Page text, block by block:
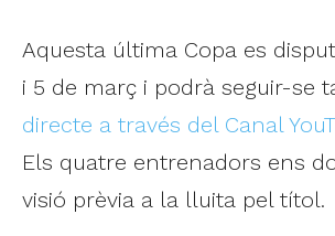
Aquesta última Copa es
i 5 de març i podrà seguir-se
directe a través del Canal
Els quatre entrenadors ens
visió prèvia a la lluita pel títol.